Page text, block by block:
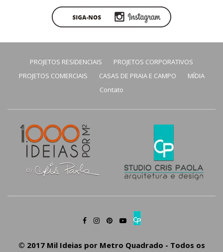
PROJETOS RESIDENCIAIS
PROJETOS CORPORATIVOS
PROJETOS COMERCIAIS
CASAS DE PRAIA E CAMPO
MÍDIA
Contato
© 2017 Mil Ideias por Metro Quadrado - Todos os